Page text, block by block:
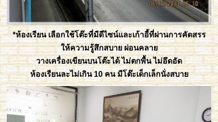
*ห้องเรียน เลือกใช้โต๊ะที่มีดีไซน์และเก้าอี้ที่ผ่านการคัดสรร
ให้ความรู้สึกสบาย ผ่อนคลาย
วางเครื่องเขียนบนโต๊ะได้ ไม่ตกพื้น ไม่อึดอัด
ห้องเรียนละไม่เกิน 10 คน มีโต๊ะเด็กเล็กนั่งสบาย